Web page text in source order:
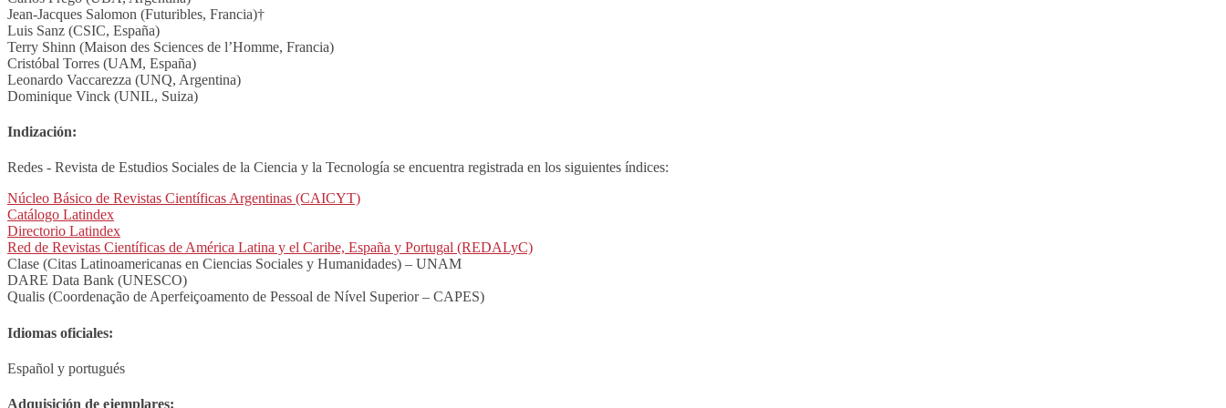
Jean-Jacques Salomon (Futuribles, Francia)†
Luis Sanz (CSIC, España)
Terry Shinn (Maison des Sciences de l’Homme, Francia)
Cristóbal Torres (UAM, España)
Leonardo Vaccarezza (UNQ, Argentina)
Dominique Vinck (UNIL, Suiza)
Indización:
Redes - Revista de Estudios Sociales de la Ciencia y la Tecnología se encuentra registrada en los siguientes índices:
Núcleo Básico de Revistas Científicas Argentinas (CAICYT)
Catálogo Latindex
Directorio Latindex
Red de Revistas Científicas de América Latina y el Caribe, España y Portugal (REDALyC)
Clase (Citas Latinoamericanas en Ciencias Sociales y Humanidades) – UNAM
DARE Data Bank (UNESCO)
Qualis (Coordenação de Aperfeiçoamento de Pessoal de Nível Superior – CAPES)
Idiomas oficiales:
Español y portugués
Adquisición de ejemplares: